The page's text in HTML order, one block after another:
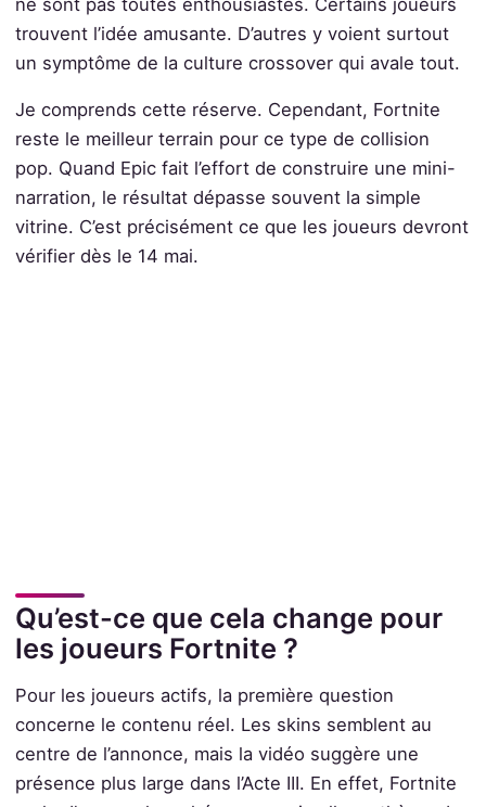
trouvent l’idée amusante. D’autres y voient surtout
un symptôme de la culture crossover qui avale tout.
Je comprends cette réserve. Cependant, Fortnite
reste le meilleur terrain pour ce type de collision
pop. Quand Epic fait l’effort de construire une mini-
narration, le résultat dépasse souvent la simple
vitrine. C’est précisément ce que les joueurs devront
vérifier dès le 14 mai.
Qu’est-ce que cela change pour
les joueurs Fortnite ?
Pour les joueurs actifs, la première question
concerne le contenu réel. Les skins semblent au
centre de l’annonce, mais la vidéo suggère une
présence plus large dans l’Acte III. En effet, Fortnite